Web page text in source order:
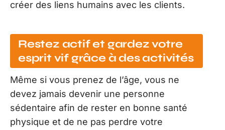
créer des liens humains avec les clients.
Restez actif et gardez votre
esprit vif grâce à des activités
Même si vous prenez de l’âge, vous ne
devez jamais devenir une personne
sédentaire afin de rester en bonne santé
physique et de ne pas perdre votre